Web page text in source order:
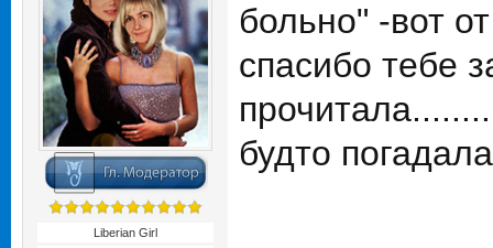
Liberian Girl
больно" -вот
спасибо тебе
будто